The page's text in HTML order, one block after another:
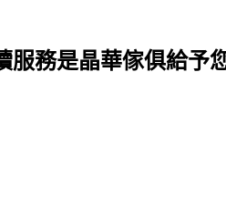
服務是晶華傢俱給予